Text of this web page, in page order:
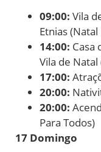
09:00: Vila
Etnias
14:00: Casa
Vila de Natal
17:00:
20:00:
20:00:
Para Todos)
17 Domingo